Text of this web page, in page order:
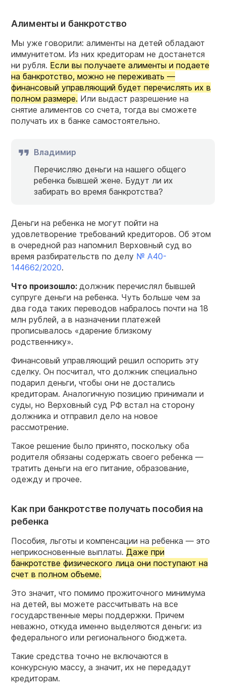
Алименты и банкротство
Мы уже говорили: алименты на детей обладают
иммунитетом. Из них кредиторам не достанется
ни рубля. Если вы получаете алименты и подаете
на банкротство, можно не переживать —
финансовый управляющий будет перечислять их в
полном размере. Или выдаст разрешение на
снятие алиментов со счета, тогда вы сможете
получать их в банке самостоятельно.
Владимир
Перечисляю деньги на нашего общего
ребенка бывшей жене. Будут ли их
забирать во время банкротства?
Деньги на ребенка не могут пойти на
удовлетворение требований кредиторов. Об этом
в очередной раз напомнил Верховный суд во
время разбирательств по делу № А40-
144662/2020.
Что произошло: должник перечислял бывшей
супруге деньги на ребенка. Чуть больше чем за
два года таких переводов набралось почти на 18
млн рублей, а в назначении платежей
прописывалось «дарение близкому
родственнику».
Финансовый управляющий решил оспорить эту
сделку. Он посчитал, что должник специально
подарил деньги, чтобы они не достались
кредиторам. Аналогичную позицию принимали и
суды, но Верховный суд РФ встал на сторону
должника и отправил дело на новое
рассмотрение.
Такое решение было принято, поскольку оба
родителя обязаны содержать своего ребенка —
тратить деньги на его питание, образование,
одежду и прочее.
Как при банкротстве получать пособия на
ребенка
Пособия, льготы и компенсации на ребенка — это
неприкосновенные выплаты. Даже при
банкротстве физического лица они поступают на
счет в полном объеме.
Это значит, что помимо прожиточного минимума
на детей, вы можете рассчитывать на все
государственные меры поддержки. Причем
неважно, откуда именно выделяются деньги: из
федерального или регионального бюджета.
Такие средства точно не включаются в
конкурсную массу, а значит, их не передадут
кредиторам.